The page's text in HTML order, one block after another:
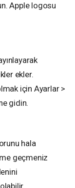
Apple logosu
ekler.
için Ayarlar >
gidin.
hala
geçmeniz